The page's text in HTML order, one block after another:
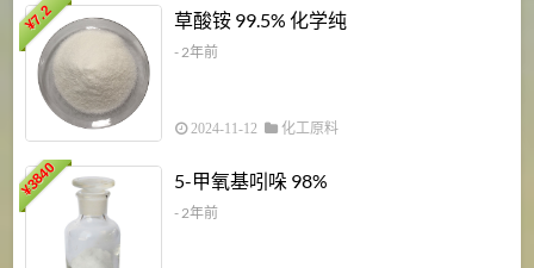
¥
7.2 草酸铵 99.5% 化学纯
- 2年前
2024-11-12 化工原料
¥
3840 5-甲氧基吲哚 98%
- 2年前